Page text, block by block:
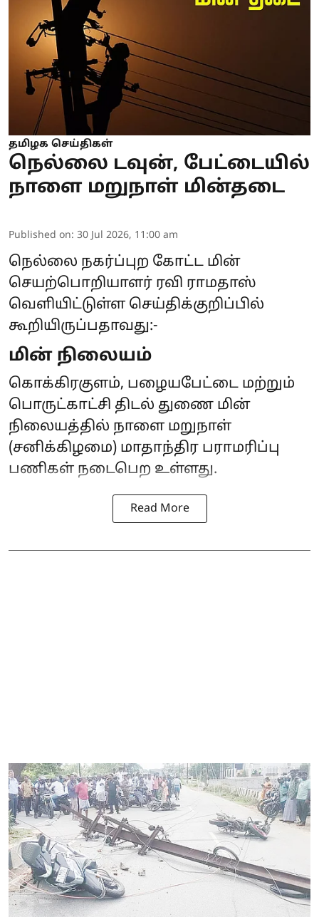
தமிழக செய்திகள்
நெல்லை டவுன், பேட்டையில்
நாளை மறுநாள் மின்தடை
Published on: 30 Jul 2026, 11:00 am
நெல்லை நகர்ப்புற கோட்ட மின்
செயற்பொறியாளர் ரவி ராமதாஸ்
வெளியிட்டுள்ள செய்திக்குறிப்பில்
கூறியிருப்பதாவது:-
மின் நிலையம்
கொக்கிரகுளம், பழையபேட்டை மற்றும்
பொருட்காட்சி திடல் துணை மின்
நிலையத்தில் நாளை மறுநாள்
(சனிக்கிழமை) மாதாந்திர பராமரிப்பு
பணிகள் நடைபெற உள்ளது.
Read More